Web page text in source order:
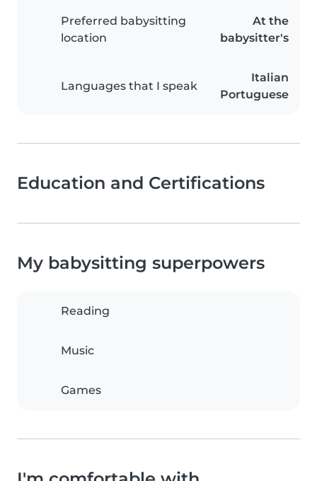
Preferred babysitting
location
At the
babysitter's
Languages that I speak
Italian
Portuguese
Education and Certifications
My babysitting superpowers
Reading
Music
Games